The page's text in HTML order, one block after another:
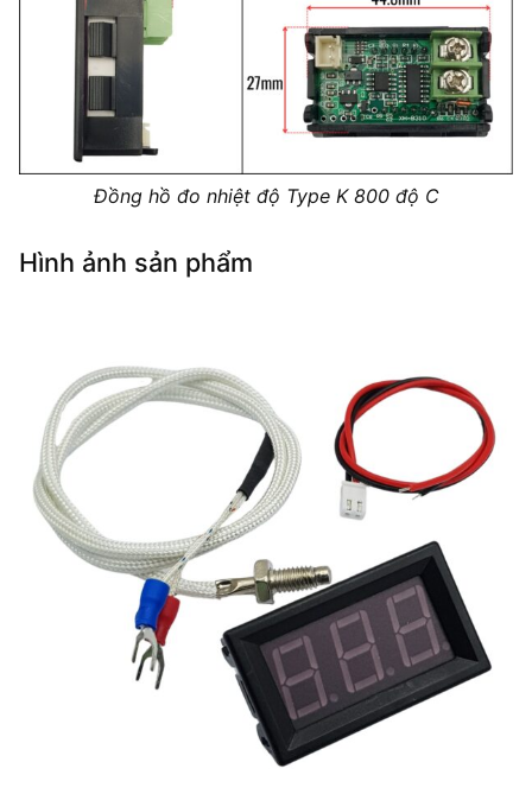
Đồng hồ đo nhiệt độ Type K 800 độ C
Hình ảnh sản phẩm